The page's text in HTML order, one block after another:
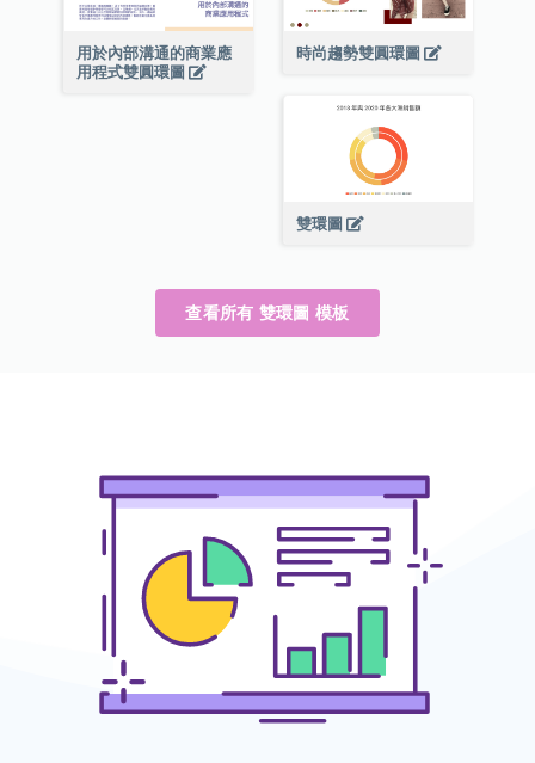
用於內部溝通的商業應
用程式雙圓環圖
時尚趨勢雙圓環圖
雙環圖
查看所有 雙環圖 模板